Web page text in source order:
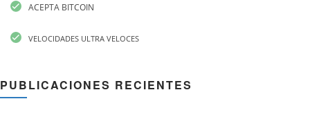
ACEPTA BITCOIN
VELOCIDADES ULTRA VELOCES
PUBLICACIONES RECIENTES